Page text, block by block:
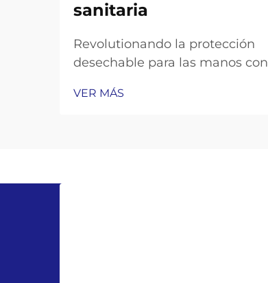
sanitaria
Revolutionando la protección
desechable para las manos con
conciencia ambiental en los
VER MÁS